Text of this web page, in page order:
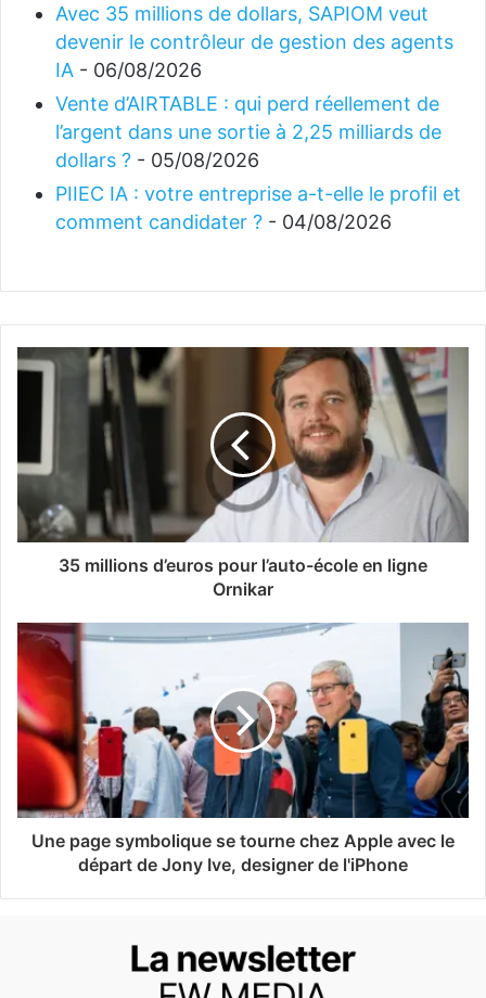
Avec 35 millions de dollars, SAPIOM veut
devenir le contrôleur de gestion des agents
IA - 06/08/2026
Vente d’AIRTABLE : qui perd réellement de
l’argent dans une sortie à 2,25 milliards de
dollars ? - 05/08/2026
PIIEC IA : votre entreprise a-t-elle le profil et
comment candidater ? - 04/08/2026
35 millions d’euros pour l’auto-école en ligne
Ornikar
Une page symbolique se tourne chez Apple avec le
départ de Jony Ive, designer de l'iPhone